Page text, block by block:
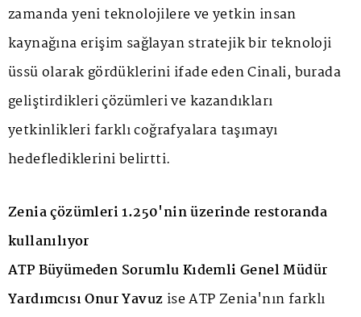
zamanda yeni teknolojilere ve yetkin insan
kaynağına erişim sağlayan stratejik bir teknoloji
üssü olarak gördüklerini ifade eden Cinali, burada
geliştirdikleri çözümleri ve kazandıkları
yetkinlikleri farklı coğrafyalara taşımayı
hedeflediklerini belirtti.
Zenia çözümleri 1.250'nin üzerinde restoranda
kullanılıyor
ATP Büyümeden Sorumlu Kıdemli Genel Müdür
Yardımcısı Onur Yavuz ise ATP Zenia'nın farklı